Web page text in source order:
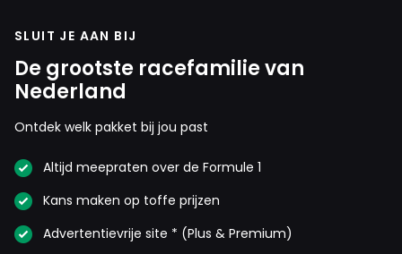
SLUIT JE AAN BIJ
De grootste racefamilie van
Nederland
Ontdek welk pakket bij jou past
Altijd meepraten over de Formule 1
Kans maken op toffe prijzen
Advertentievrije site * (Plus & Premium)